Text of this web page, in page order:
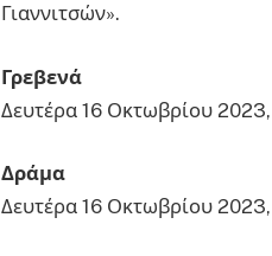
Γιαννιτσών».
Γρεβενά
Δευτέρα 16 Οκτωβρίου
Δράμα
Δευτέρα 16 Οκτωβρίου